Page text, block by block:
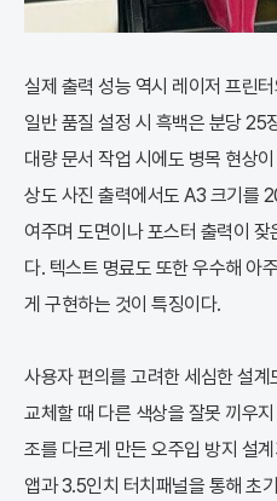
실제 출력 성능 역시 레이저 프린
일반 품질 설정 시 흑백은 분당 25
대량 문서 작업 시에도 병목 현상
상도 사진 출력에서도 A3 크기를
여주며 도면이나 포스터 출력이
다. 텍스트 명료도 또한 우수해 아
게 구현하는 것이 특징이다.
사용자 편의를 고려한 세심한 설
교체할 때 다른 색상을 잘못 끼우
조를 다르게 만든 오주입 방지 설
앱과 3.5인치 터치패널을 통해 초